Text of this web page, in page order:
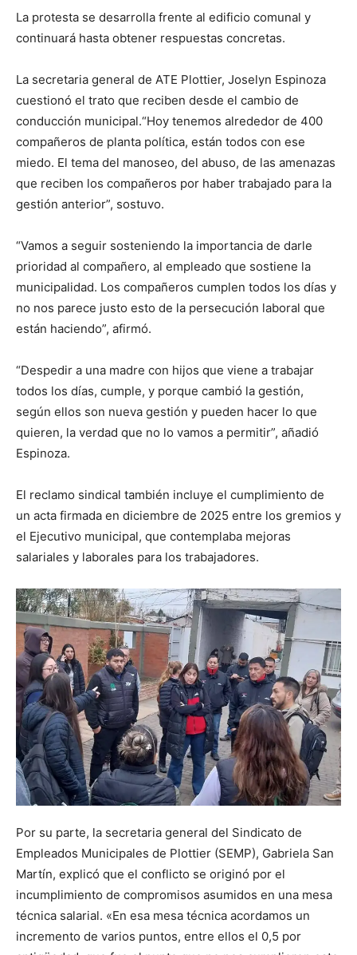
La protesta se desarrolla frente al edificio comunal y
continuará hasta obtener respuestas concretas.
La secretaria general de ATE Plottier, Joselyn Espinoza
cuestionó el trato que reciben desde el cambio de
conducción municipal.“Hoy tenemos alrededor de 400
compañeros de planta política, están todos con ese
miedo. El tema del manoseo, del abuso, de las amenazas
que reciben los compañeros por haber trabajado para la
gestión anterior”, sostuvo.
“Vamos a seguir sosteniendo la importancia de darle
prioridad al compañero, al empleado que sostiene la
municipalidad. Los compañeros cumplen todos los días y
no nos parece justo esto de la persecución laboral que
están haciendo”, afirmó.
“Despedir a una madre con hijos que viene a trabajar
todos los días, cumple, y porque cambió la gestión,
según ellos son nueva gestión y pueden hacer lo que
quieren, la verdad que no lo vamos a permitir”, añadió
Espinoza.
El reclamo sindical también incluye el cumplimiento de
un acta firmada en diciembre de 2025 entre los gremios y
el Ejecutivo municipal, que contemplaba mejoras
salariales y laborales para los trabajadores.
Por su parte, la secretaria general del Sindicato de
Empleados Municipales de Plottier (SEMP), Gabriela San
Martín, explicó que el conflicto se originó por el
incumplimiento de compromisos asumidos en una mesa
técnica salarial. «En esa mesa técnica acordamos un
incremento de varios puntos, entre ellos el 0,5 por